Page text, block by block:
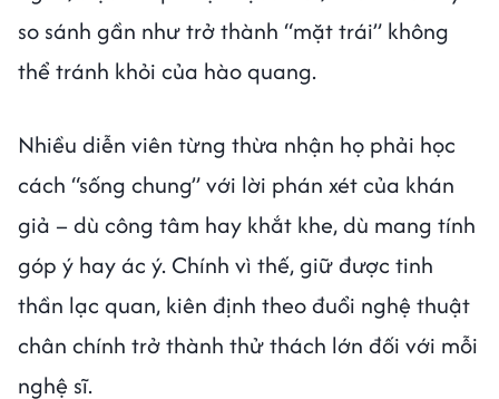
so sánh gần như trở thành “mặt trái” không
thể tránh khỏi của hào quang.
Nhiều diễn viên từng thừa nhận họ phải học
cách “sống chung” với lời phán xét của khán
giả – dù công tâm hay khắt khe, dù mang tính
góp ý hay ác ý. Chính vì thế, giữ được tinh
thần lạc quan, kiên định theo đuổi nghệ thuật
chân chính trở thành thử thách lớn đối với mỗi
nghệ sĩ.